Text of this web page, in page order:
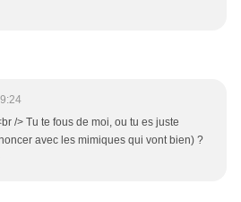
/> Tu te fous de moi, ou tu es juste
avec les mimiques qui vont bien) ?